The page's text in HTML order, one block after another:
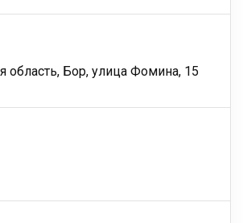
область, Бор, улица Фомина, 15